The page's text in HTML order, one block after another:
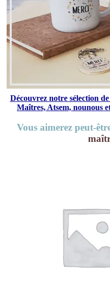
Découvrez notre sélection
Maîtres, Atsem, nounous
Vous aimerez peut-